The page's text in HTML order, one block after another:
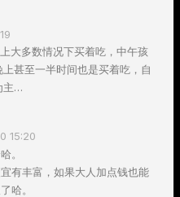
大多数情况下买着吃，中午孩
甚至一半时间也是买着吃，自
主…
15:20
。
有丰富，如果大人加点钱也能
哈。